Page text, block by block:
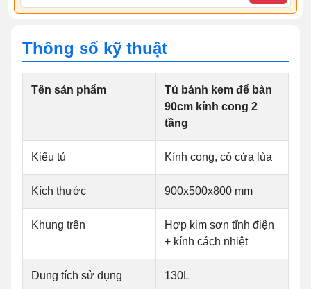
Thông số kỹ thuật
Tên sản phẩm
Tủ bánh kem để bàn
90cm kính cong 2
tầng
Kiểu tủ Kính cong, có cửa lùa
Kích thước 900x500x800 mm
Khung trên
Hợp kim sơn tĩnh điện
+ kính cách nhiệt
Dung tích sử dụng 130L